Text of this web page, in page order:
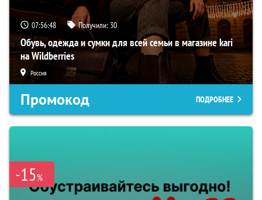
07:56:47 Получили: 30
Обувь, одежда и сумки для всей семьи в магазине kari
на Wildberries
Россия
Промокод ПОДРОБНЕЕ
-15%